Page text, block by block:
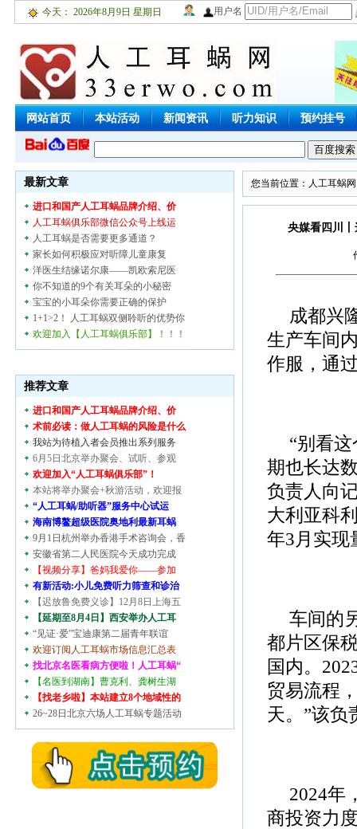
今天： 2026年8月9日 星期日 用户名
网站首页 本站活动 新闻资讯 听力知识 预约挂号
聋儿之家
最新文章
进口和国产人工耳蜗品牌介绍、价
人工耳蜗俱乐部微信公众号上线运
人工耳蜗是否需要更多通道？
家长如何积极应对听障儿童康复
洋医生结缘诺尔康——凯欧索尼医
你不知道的9个有关耳朵的小秘密
宝宝的小耳朵你需要正确的保护
1+1>2！ 人工耳蜗双侧聆听的优势你
欢迎加入【人工耳蜗俱乐部】！！！
推荐文章
进口和国产人工耳蜗品牌介绍、价
术前必读：做人工耳蜗的风险是什么
我站为待植入者会员推出系列服务
6月5日北京举办聚会、试听、参观
欢迎加入“人工耳蜗俱乐部”！
本站将举办聚会+秋游活动，欢迎报
“人工耳蜗/助听器”服务中心试运
海南博鳌超级医院奥地利最新耳蜗
9月1日杭州举办香港手术咨询会，香
安徽省第二人民医院今天成功完成
【视频分享】爸妈我爱你——参加
有新活动:小儿免费听力筛查和诊治
【迟放鲁免费义诊】12月8日上海五
【延期至8月4日】西安举办人工耳
“见证·爱”宝迪康第二届青年联谊
欢迎订阅人工耳蜗市场信息汇总表
找北京名医看病方便啦！人工耳蜗“
【名医到湖南】曹克利、龚树生湖
【找老乡啦】本站建立8个地域性的
26~28日北京六场人工耳蜗专题活动
您当前位置： 人工耳蜗网
央媒看四川
成都兴
生产车间
作服，通
“别看
期也长达
负责人向
大利亚科
年3月实现
车间的
都片区保
国内。
贸易流程
天。”该负
2024年
商投资力